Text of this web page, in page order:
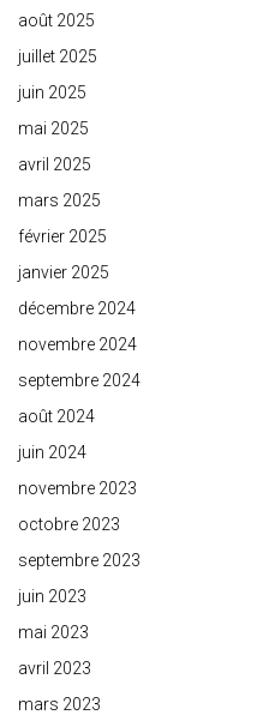
août 2025
juillet 2025
juin 2025
mai 2025
avril 2025
mars 2025
février 2025
janvier 2025
décembre 2024
novembre 2024
septembre 2024
août 2024
juin 2024
novembre 2023
octobre 2023
septembre 2023
juin 2023
mai 2023
avril 2023
mars 2023